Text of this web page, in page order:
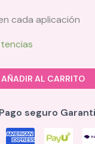
cada aplicación
AÑADIR AL CARRITO
Pago seguro